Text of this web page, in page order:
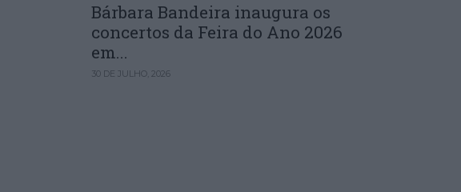
Bárbara Bandeira inaugura os
concertos da Feira do Ano 2026
em...
30 DE JULHO, 2026